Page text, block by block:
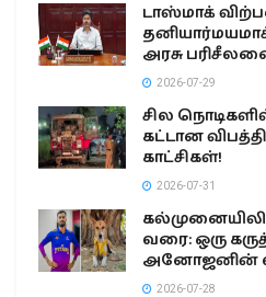
டாஸ்மாக்
அரசு
2026-07-29
சில
கட்டான
காட்சிகள்!
2026-07-31
வரை: ஒரு
அனோஜனின்
2026-07-28